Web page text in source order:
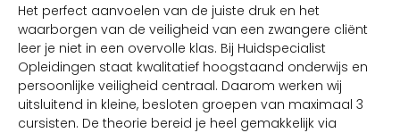
Het perfect aanvoelen van de juiste druk en het
waarborgen van de veiligheid van een zwangere cliënt
leer je niet in een overvolle klas. Bij Huidspecialist
Opleidingen staat kwalitatief hoogstaand onderwijs en
persoonlijke veiligheid centraal. Daarom werken wij
uitsluitend in kleine, besloten groepen van maximaal 3
cursisten. De theorie bereid je heel gemakkelijk via